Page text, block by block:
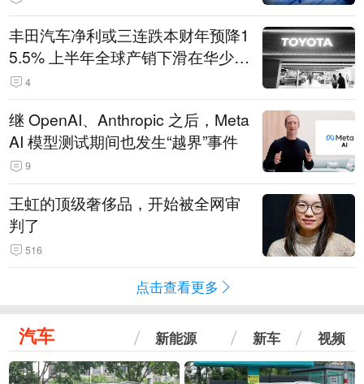
丰田汽车净利或三连跌本财年预降1
5.5% 上半年全球产销下滑在华少卖
14.3万辆
4
继 OpenAI、Anthropic 之后，Meta
AI 模型测试期间也发生“越界”事件
9
王虹的顶级奢侈品，开始被全网审
判了
516
点击查看更多
汽车 新能源 新车 视频